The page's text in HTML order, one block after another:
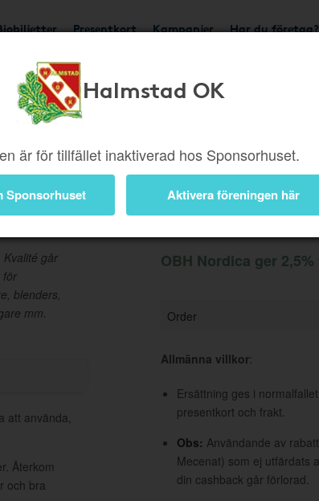
Presentkort Kampanjer Har du företag?
Halmstad OK
är för tillfället inaktiverad hos Sponsorhuset.
Sponsorhuset Aktivera föreningen här
Ger 2,5%
Kvalité går
för
blenders,
mm.
att använda,
Återkom
och bra
Information
OBH Nordica ger
Order
Allmänna villkor:
Ersättning ges i
presentkort och frakt.
Obs: Användande av
Mecenat) som ej utfärdats
din cashback går förlorad.